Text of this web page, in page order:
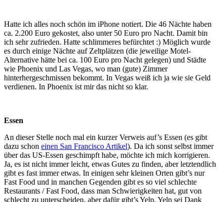
Hatte ich alles noch schön im iPhone notiert. Die 46 Nächte haben
ca. 2.200 Euro gekostet, also unter 50 Euro pro Nacht. Damit bin
ich sehr zufrieden. Hatte schlimmeres befürchtet :) Möglich wurde
es durch einige Nächte auf Zeltplätzen (die jeweilige Motel-
Alternative hätte bei ca. 100 Euro pro Nacht gelegen) und Städte
wie Phoenix und Las Vegas, wo man (gute) Zimmer
hinterhergeschmissen bekommt. In Vegas weiß ich ja wie sie Geld
verdienen. In Phoenix ist mir das nicht so klar.
Essen
An dieser Stelle noch mal ein kurzer Verweis auf’s Essen (es gibt
dazu schon einen San Francisco Artikel). Da ich sonst selbst immer
über das US-Essen geschimpft habe, möchte ich mich korrigieren.
Ja, es ist nicht immer leicht, etwas Gutes zu finden, aber letztendlich
gibt es fast immer etwas. In einigen sehr kleinen Orten gibt’s nur
Fast Food und in manchen Gegenden gibt es so viel schlechte
Restaurants / Fast Food, dass man Schwierigkeiten hat, gut von
schlecht zu unterscheiden, aber dafür gibt’s Yelp. Yelp sei Dank